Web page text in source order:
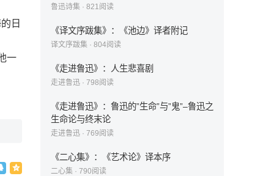
日
一
鲁迅诗集 · 821阅读
《译文序跋集》：《池边》译者附记
译文序跋集 · 804阅读
《走进鲁迅》：人生悲喜剧
走进鲁迅 · 798阅读
《走进鲁迅》：鲁迅的”生命”与”鬼”–鲁迅之
生命论与终末论
走进鲁迅 · 769阅读
《二心集》：《艺术论》译本序
二心集 · 790阅读